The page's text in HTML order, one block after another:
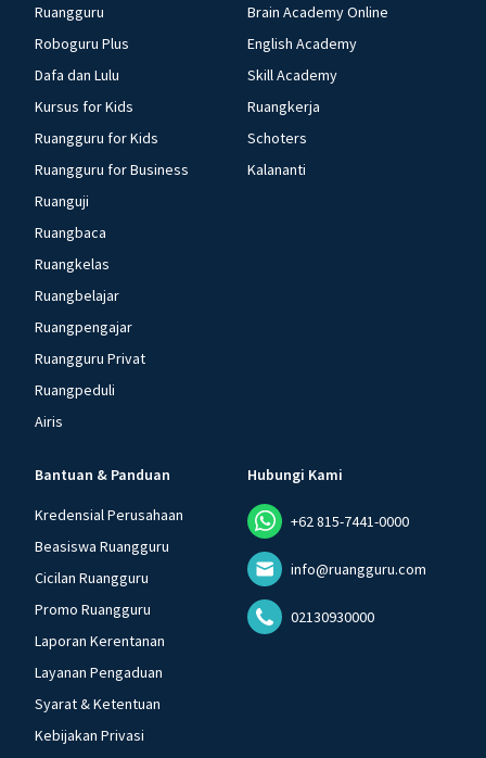
Ruangguru
Roboguru Plus
Dafa dan Lulu
Kursus for Kids
Ruangguru for Kids
Ruangguru for Business
Ruanguji
Ruangbaca
Ruangkelas
Ruangbelajar
Ruangpengajar
Ruangguru Privat
Ruangpeduli
Airis
Brain Academy Online
English Academy
Skill Academy
Ruangkerja
Schoters
Kalananti
Bantuan & Panduan
Kredensial Perusahaan
Beasiswa Ruangguru
Cicilan Ruangguru
Promo Ruangguru
Laporan Kerentanan
Layanan Pengaduan
Syarat & Ketentuan
Kebijakan Privasi
Hubungi Kami
+62 815-7441-0000
info@ruangguru.com
02130930000